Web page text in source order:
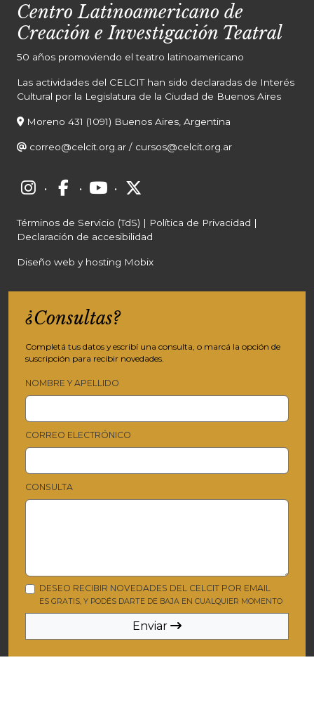
Centro Latinoamericano de
Creación e Investigación Teatral
50 años promoviendo el teatro latinoamericano
Las actividades del CELCIT han sido declaradas de Interés
Cultural por la Legislatura de la Ciudad de Buenos Aires
Moreno 431 (1091) Buenos Aires, Argentina
correo@celcit.org.ar / cursos@celcit.org.ar
· · ·
Términos de Servicio (TdS) | Política de Privacidad |
Declaración de accesibilidad
Diseño web y hosting Mobix
¿Consultas?
Completá tus datos y escribí una consulta, o marcá la opción de
suscripción para recibir novedades.
NOMBRE Y APELLIDO
CORREO ELECTRÓNICO
CONSULTA
DESEO RECIBIR NOVEDADES DEL CELCIT POR EMAIL
ES GRATIS, Y PODÉS DARTE DE BAJA EN CUALQUIER MOMENTO
Enviar